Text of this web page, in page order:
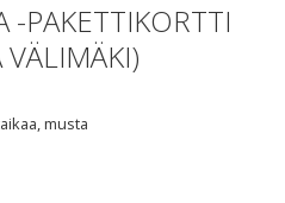
-PAKETTIKORTTI
VÄLIMÄKI)
musta